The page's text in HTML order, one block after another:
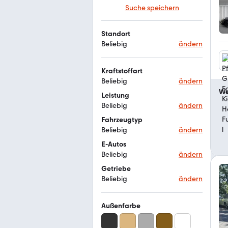
Suche speichern
Standort
Beliebig
ändern
Kraftstoffart
Beliebig
ändern
Leistung
Beliebig
ändern
Fahrzeugtyp
Beliebig
ändern
E-Autos
Beliebig
ändern
Getriebe
Beliebig
ändern
Außenfarbe